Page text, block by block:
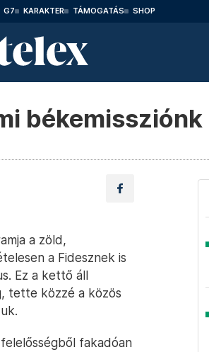
G7 KARAKTER TÁMOGATÁS SHOP
békemissziónk
a zöld,
a Fidesznek is
Ez a kettő áll
tette közzé a közös
fakadóan